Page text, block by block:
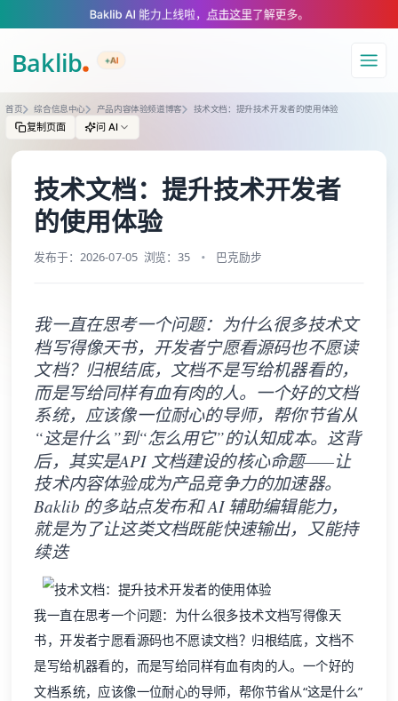
A Markdown version of this page is available at https://
Baklib AI 能力上线啦， 点击这里了解更多。
+AI
导航
首页 综合信息中心 产品内容体验频道博客 技术文档：提升技术开发者的使用体验
复制页面 问 AI
技术文档：提升技术开发者
的使用体验
发布于：2026-07-05 浏览：35 巴克励步
我一直在思考一个问题：为什么很多技术文
档写得像天书，开发者宁愿看源码也不愿读
文档？归根结底，文档不是写给机器看的，
而是写给同样有血有肉的人。一个好的文档
系统，应该像一位耐心的导师，帮你节省从
“这是什么”到“怎么用它”的认知成本。这背
后，其实是API 文档建设的核心命题——让
技术内容体验成为产品竞争力的加速器。
Baklib 的多站点发布和 AI 辅助编辑能力，
就是为了让这类文档既能快速输出，又能持
续迭
我一直在思考一个问题：为什么很多技术文档写得像天
书，开发者宁愿看源码也不愿读文档？归根结底，文档不
是写给机器看的，而是写给同样有血有肉的人。一个好的
文档系统，应该像一位耐心的导师，帮你节省从“这是什么”